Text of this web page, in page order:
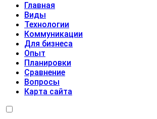
Главная
Виды
Технологии
Коммуникации
Для бизнеса
Опыт
Планировки
Сравнение
Вопросы
Карта сайта